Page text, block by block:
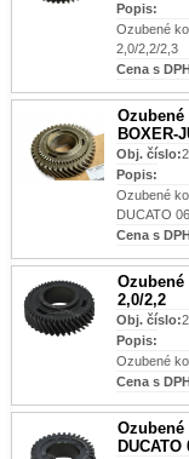
Popis:
Ozubené
2,0/2,2/2,3
Cena s
BOXER-
Obj. číslo:
Popis:
Ozubené
DUCATO
Cena s
Ozubené
2,0/2,2
Obj. číslo:
Popis:
Ozubené
Cena s
Ozubené
DUCATO